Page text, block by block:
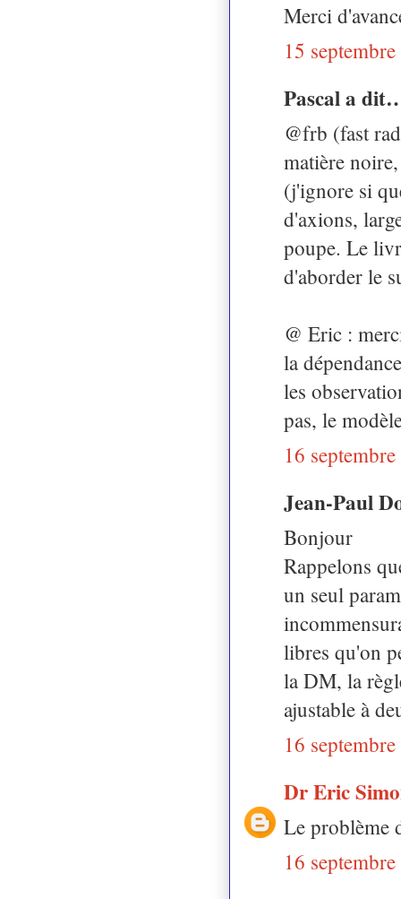
Merci
15
Pascal a
@frb (fast
matière
(j'ignore si
d'axions,
poupe. Le
d'aborder le
@ Eric :
la
les
pas, le
16
Jean-Paul
Bonjour
Rappelons
un seul
libres qu'on
la DM, la
ajustable à
16
Dr Eric
Le problème
16